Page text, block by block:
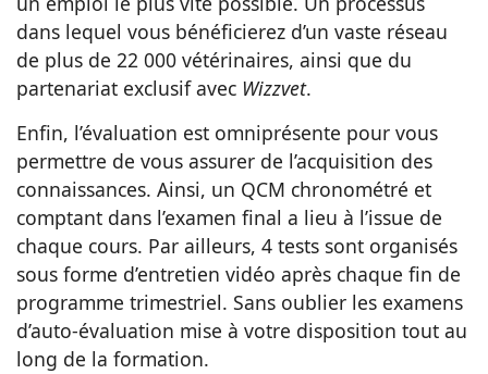
dans lequel vous bénéficierez d’un vaste réseau
de plus de 22 000 vétérinaires, ainsi que du
partenariat exclusif avec Wizzvet.
Enfin, l’évaluation est omniprésente pour vous
permettre de vous assurer de l’acquisition des
connaissances. Ainsi, un QCM chronométré et
comptant dans l’examen final a lieu à l’issue de
chaque cours. Par ailleurs, 4 tests sont organisés
sous forme d’entretien vidéo après chaque fin de
programme trimestriel. Sans oublier les examens
d’auto-évaluation mise à votre disposition tout au
long de la formation.